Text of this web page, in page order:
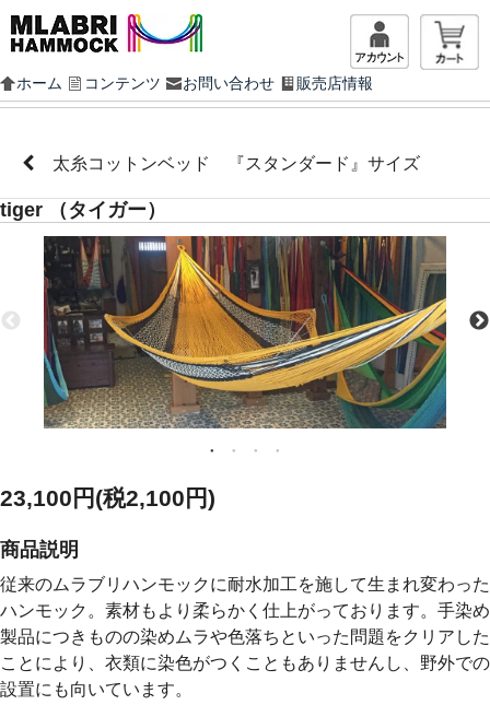
マイアカ
ホーム コンテンツ お問い合わせ 販売店情報
太糸コットンベッド 『スタンダード』サイズ
tiger （タイガー）
23,100円(税2,100円)
商品説明
従来のムラブリハンモックに耐水加工を施して生まれ変わった
ハンモック。素材もより柔らかく仕上がっております。手染め
製品につきものの染めムラや色落ちといった問題をクリアした
ことにより、衣類に染色がつくこともありませんし、野外での
設置にも向いています。